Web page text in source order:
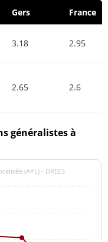
Gers France
3.18 2.95
2.65 2.6
généralistes à
(APL) - DREES